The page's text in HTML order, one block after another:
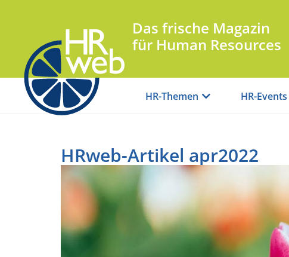
Das frische Magazin
für Human Resources
HR-Themen HR-Events
HRweb-Artikel apr2022